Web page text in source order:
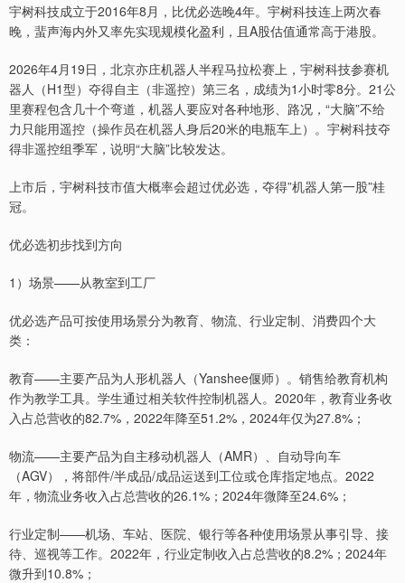
宇树科技成立于2016年8月，比优必选晚4年。宇树科技连上两次春
晚，蜚声海内外又率先实现规模化盈利，且A股估值通常高于港股。
2026年4月19日，北京亦庄机器人半程马拉松赛上，宇树科技参赛机
器人（H1型）夺得自主（非遥控）第三名，成绩为1小时零8分。21公
里赛程包含几十个弯道，机器人要应对各种地形、路况，“大脑”不给
力只能用遥控（操作员在机器人身后20米的电瓶车上）。宇树科技夺
得非遥控组季军，说明“大脑”比较发达。
上市后，宇树科技市值大概率会超过优必选，夺得”机器人第一股”桂
冠。
优必选初步找到方向
1）场景——从教室到工厂
优必选产品可按使用场景分为教育、物流、行业定制、消费四个大
类：
教育——主要产品为人形机器人（Yanshee偃师）。销售给教育机构
作为教学工具。学生通过相关软件控制机器人。2020年，教育业务收
入占总营收的82.7%，2022年降至51.2%，2024年仅为27.8%；
物流——主要产品为自主移动机器人（AMR）、自动导向车
（AGV），将部件/半成品/成品运送到工位或仓库指定地点。2022
年，物流业务收入占总营收的26.1%；2024年微降至24.6%；
行业定制——机场、车站、医院、银行等各种使用场景从事引导、接
待、巡视等工作。2022年，行业定制收入占总营收的8.2%；2024年
微升到10.8%；